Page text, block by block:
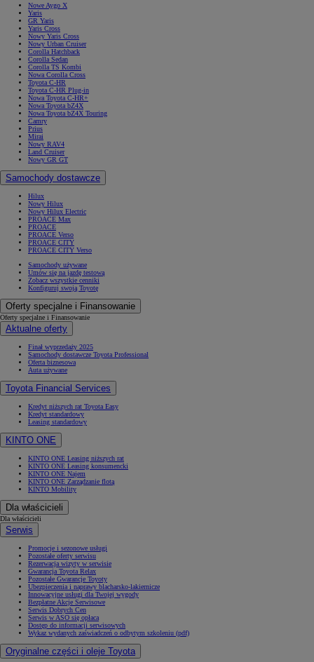
Nowe Aygo X
Yaris
GR Yaris
Yaris Cross
Nowy Yaris Cross
Nowy Urban Cruiser
Corolla Hatchback
Corolla Sedan
Corolla TS Kombi
Nowa Corolla Cross
Toyota C-HR
Toyota C-HR Plug-in
Nowa Toyota C-HR+
Nowa Toyota bZ4X
Nowa Toyota bZ4X Touring
Camry
Prius
Mirai
Nowy RAV4
Land Cruiser
Nowy GR GT
Samochody dostawcze
Hilux
Nowy Hilux
Nowy Hilux Electric
PROACE Max
PROACE
PROACE Verso
PROACE CITY
PROACE CITY Verso
Samochody używane
Umów się na jazdę testową
Zobacz wszystkie cenniki
Konfiguruj swoją Toyotę
Oferty specjalne i Finansowanie
Oferty specjalne i Finansowanie
Aktualne oferty
Finał wyprzedaży 2025
Samochody dostawcze Toyota Professional
Oferta biznesowa
Auta używane
Toyota Financial Services
Kredyt niższych rat Toyota Easy
Kredyt standardowy
Leasing standardowy
KINTO ONE
KINTO ONE Leasing niższych rat
KINTO ONE Leasing konsumencki
KINTO ONE Najem
KINTO ONE Zarządzanie flotą
KINTO Mobility
Dla właścicieli
Dla właścicieli
Serwis
Promocje i sezonowe usługi
Pozostałe oferty serwisu
Rezerwacja wizyty w serwisie
Gwarancja Toyota Relax
Pozostałe Gwarancje Toyoty
Ubezpieczenia i naprawy blacharsko-lakiernicze
Innowacyjne usługi dla Twojej wygody
Bezpłatne Akcje Serwisowe
Serwis Dobrych Cen
Serwis w ASO się opłaca
Dostęp do informacji serwisowych
Wykaz wydanych zaświadczeń o odbytym szkoleniu (pdf)
Oryginalne części i oleje Toyota